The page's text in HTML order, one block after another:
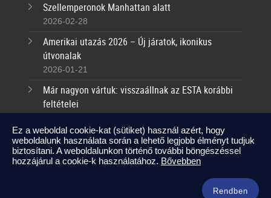
Szellemperonok Manhattan alatt
2026-02-28
Amerikai utazás 2026 – Új járatok, ikonikus
útvonalak
2026-01-21
Már nagyon vártuk: visszaállnak az ESTA korábbi
feltételei
Kapcsolat
Ez a weboldal cookie-kat (sütiket) használ azért, hogy
weboldalunk használata során a lehető legjobb élményt tudjuk
biztosítani. A weboldalunkon történő további böngészéssel
hozzájárul a cookie-k használatához. Bővebben
Rendben